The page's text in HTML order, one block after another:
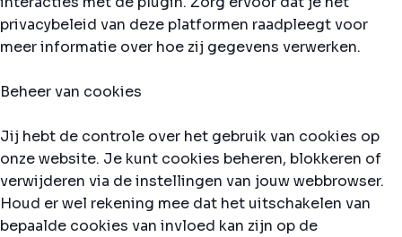
privacybeleid van deze platformen raadpleegt voor
meer informatie over hoe zij gegevens verwerken.
Beheer van cookies
Jij hebt de controle over het gebruik van cookies op
onze website. Je kunt cookies beheren, blokkeren of
verwijderen via de instellingen van jouw webbrowser.
Houd er wel rekening mee dat het uitschakelen van
bepaalde cookies van invloed kan zijn op de